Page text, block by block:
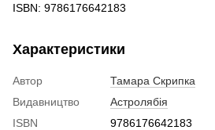
ISBN: 9786176642183
Характеристики
Автор
Тамара Скрипка
Видавництво
Астролябія
ISBN
9786176642183